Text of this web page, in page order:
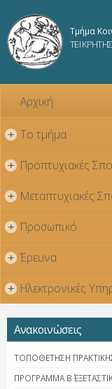
Τμήμα
ΤΕΙ ΚΡΗΤΗΣ
Αρχική
+ Το τμήμα
+ Προπτυχιακές
+ Μεταπτυχιακές
+ Προσωπικό
+ Έρευνα
+ Ηλεκτρονικές
Ανακοινώσεις
ΤΟΠΟΘΕΤΗΣΗ
ΠΡΟΓΡΑΜΜΑ Β΄